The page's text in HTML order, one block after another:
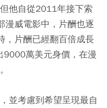
他自從2011年接下索
漫威電影中，片酬也逐
，片酬已經翻百倍成長
萬美元身價，在漫
並考慮到希望呈現最自